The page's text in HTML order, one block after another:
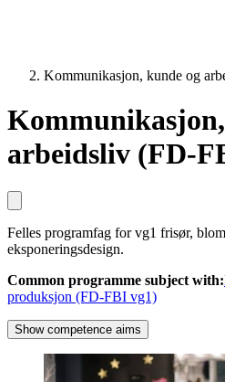
Kommunikasjon, kunde og
arbeidsliv (FD-
Felles programfag for vg1 frisør,
eksponeringsdesign.
Common programme subject with:
produksjon (FD-FBI vg1)
Show competence aims